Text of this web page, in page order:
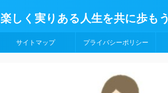
楽しく実りある人生を共に歩もう
サイトマップ プライバシーポリシー